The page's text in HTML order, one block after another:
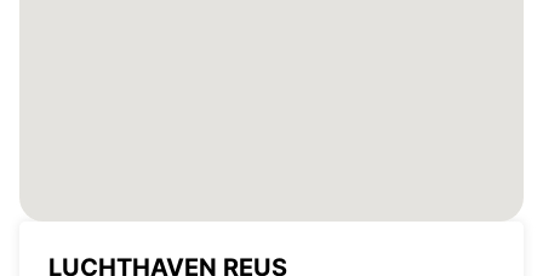
LUCHTHAVEN REUS